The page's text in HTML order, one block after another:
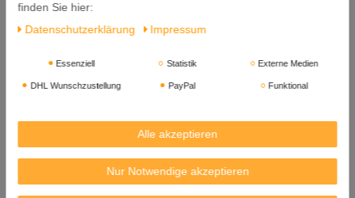
Vietnam
Spirituose aus Reis
finden Sie hier:
Daten­schutz­erklärung
Impressum
Essenziell Statistik Externe Medien
DHL Wunschzustellung PayPal Funktional
Alle akzeptieren
Nur Notwendige akzeptieren